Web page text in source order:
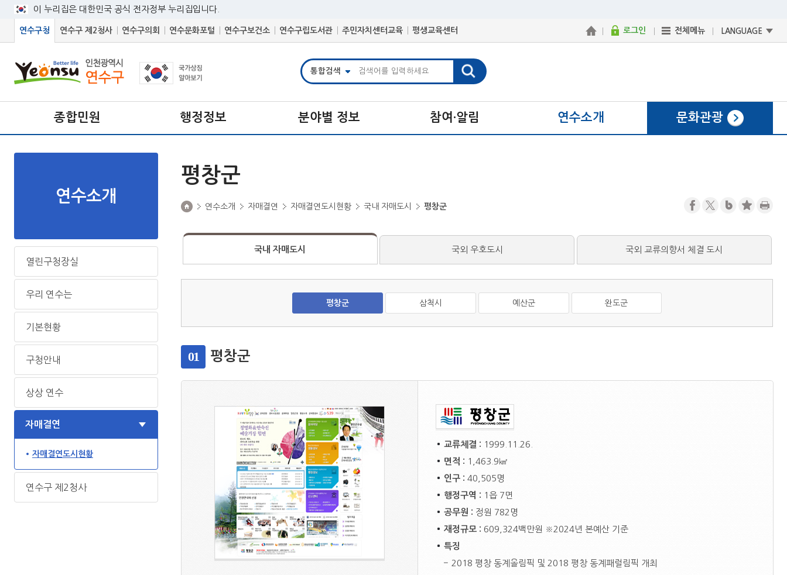
이 누리집은 대한민국 공식 전자정부 누리집입니다.
연수구청 연수구 제2청사 연수구의회 연수문화포털 연수구보건소 연수구립도서관 주민자치센터교육 평생교육센터 로그인 전체메뉴 LANGUAGE
종합민원 행정정보 분야별 정보 참여·알림 연수소개 문화관광
연수소개
열린구청장실
우리 연수는
기본현황
구청안내
상상 연수
자매결연
자매결연도시현황
연수구 제2청사
평창군
연수소개 자매결연 자매결연도시현황 국내 자매도시 평창군
국내 자매도시 국외 우호도시 국외 교류의향서 체결 도시
평창군 삼척시 예산군 완도군
01 평창군
교류체결 : 1999.11.26.
면적 : 1,463.9㎢
인구 :40,505명
행정구역 : 1읍 7면
공무원 : 정원 782명
재정규모 :609,324백만원 ※2024년 본예산 기준
특징
2018 평창 동계올림픽 및 2018 평창 동계패럴림픽 개최